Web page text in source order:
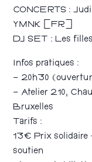
CONCERTS :
YMNK [FR]
DJ SET : Les
Infos pratiques :
– 20h30
– Atelier 210,
Bruxelles
Tarifs :
13€ Prix solidaire
soutien